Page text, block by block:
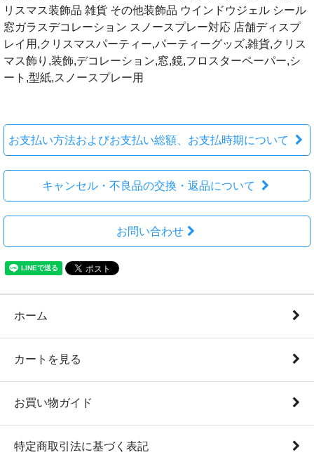
リスマス装飾品 雑貨 その他装飾品 ウインドウジェル シール
窓ガラスデコレーション スノースプレー対応 店舗ディスプ
レイ用,クリスマスパーティー,パーティーグッズ,雑貨,クリス
マス飾り,装飾,デコレーション,窓,鏡,フロスターペーパー,シ
ート,型紙,スノースプレー用
お支払い方法およびお支払い総額、お支払時期について
キャンセル・不良品の交換・返品について
お問い合わせ
ホーム
カートを見る
お買い物ガイド
特定商取引法に基づく表記